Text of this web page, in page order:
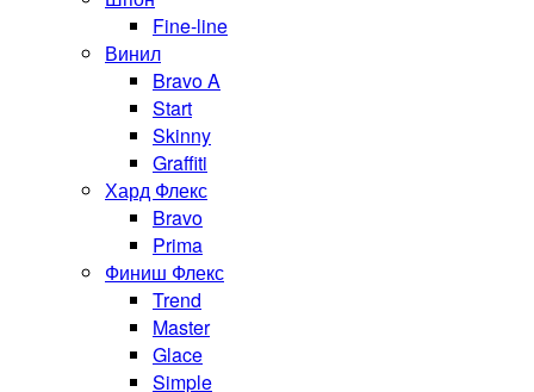
Fine-line
Винил
Bravo A
Start
Skinny
Graffiti
Хард Флекс
Bravo
Prima
Финиш Флекс
Trend
Master
Glace
Simple